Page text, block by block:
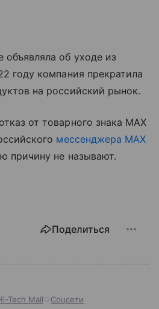
объявляла об уходе из
году компания прекратила
на российский рынок.
от товарного знака MAX
мессенджера MAX
причину не называют.
Поделиться
Tech Mail Соцсети